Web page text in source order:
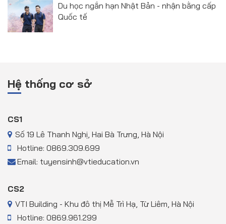
Du học ngắn hạn Nhật Bản - nhận bằng cấp
Quốc tế
Hệ thống cơ sở
CS1
Số 19 Lê Thanh Nghị, Hai Bà Trưng, Hà Nội
Hotline: 0869.309.699
Email: tuyensinh@vtieducation.vn
CS2
VTI Building - Khu đô thị Mễ Trì Hạ, Từ Liêm, Hà Nội
Hotline: 0869.961.299